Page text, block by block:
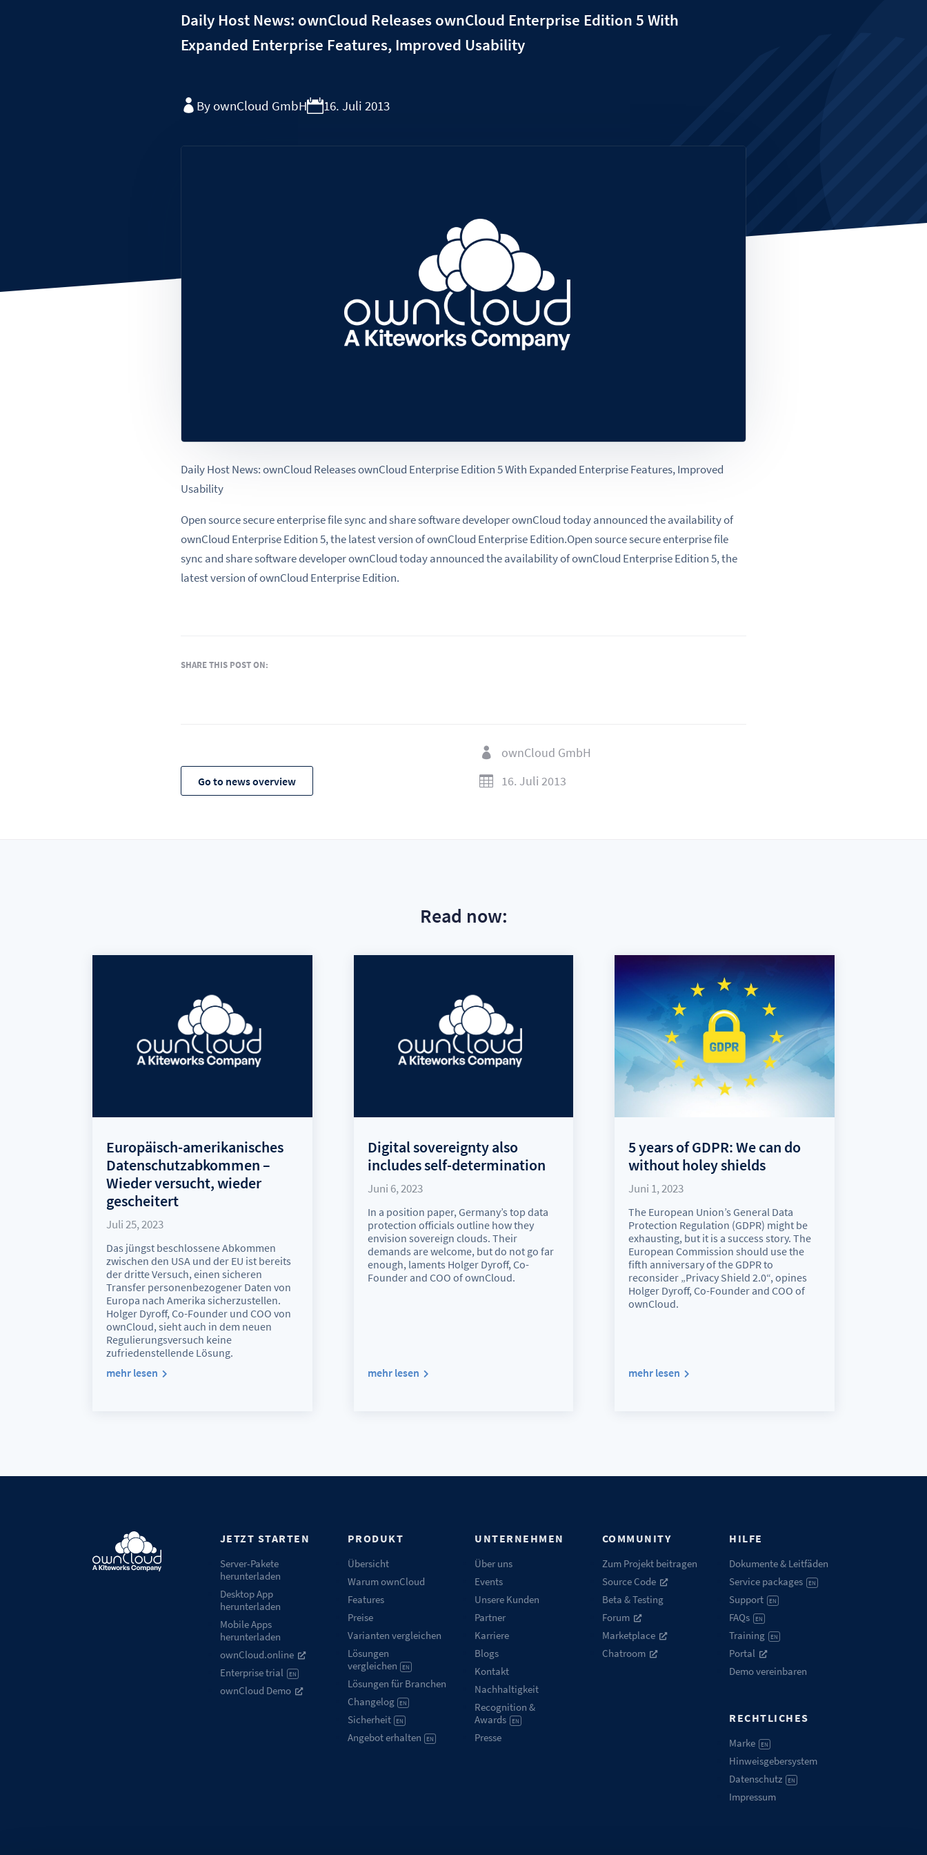
Daily Host News: ownCloud Releases ownCloud Enterprise Edition 5 With
Expanded Enterprise Features, Improved Usability
By ownCloud GmbH 16. Juli 2013
Daily Host News: ownCloud Releases ownCloud Enterprise Edition 5 With Expanded Enterprise Features, Improved
Usability
Open source secure enterprise file sync and share software developer ownCloud today announced the availability of
ownCloud Enterprise Edition 5, the latest version of ownCloud Enterprise Edition.Open source secure enterprise file
sync and share software developer ownCloud today announced the availability of ownCloud Enterprise Edition 5, the
latest version of ownCloud Enterprise Edition.
SHARE THIS POST ON:
Go to news overview
 ownCloud GmbH
 16. Juli 2013
Read now:
Europäisch-amerikanisches
Datenschutzabkommen –
Wieder versucht, wieder
gescheitert
Juli 25, 2023
Das jüngst beschlossene Abkommen
zwischen den USA und der EU ist bereits
der dritte Versuch, einen sicheren
Transfer personenbezogener Daten von
Europa nach Amerika sicherzustellen.
Holger Dyroff, Co-Founder und COO von
ownCloud, sieht auch in dem neuen
Regulierungsversuch keine
zufriedenstellende Lösung.
mehr lesen
Digital sovereignty also
includes self-determination
Juni 6, 2023
In a position paper, Germany’s top data
protection officials outline how they
envision sovereign clouds. Their
demands are welcome, but do not go far
enough, laments Holger Dyroff, Co-
Founder and COO of ownCloud.
mehr lesen
5 years of GDPR: We can do
without holey shields
Juni 1, 2023
The European Union’s General Data
Protection Regulation (GDPR) might be
exhausting, but it is a success story. The
European Commission should use the
fifth anniversary of the GDPR to
reconsider „Privacy Shield 2.0“, opines
Holger Dyroff, Co-Founder and COO of
ownCloud.
mehr lesen
JETZT STARTEN
Server-Pakete
herunterladen
Desktop App
herunterladen
Mobile Apps
herunterladen
ownCloud.online
Enterprise trial
EN
ownCloud Demo
PRODUKT
Übersicht
Warum ownCloud
Features
Preise
Varianten vergleichen
Lösungen
vergleichen
EN
Lösungen für Branchen
Changelog
EN
Sicherheit EN
Angebot erhalten EN
UNTERNEHMEN
Über uns
Events
Unsere Kunden
Partner
Karriere
Blogs
Kontakt
Nachhaltigkeit
Recognition &
Awards
EN
Presse
COMMUNITY
Zum Projekt beitragen
Source Code
Beta & Testing
Forum
Marketplace
Chatroom
HILFE
Dokumente & Leitfäden
Service packages
EN
Support EN
FAQs EN
Training EN
Portal
Demo vereinbaren
RECHTLICHES
Marke EN
Hinweisgebersystem
Datenschutz
EN
Impressum